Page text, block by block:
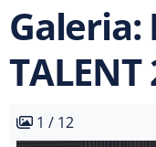
Galeria:
1 / 12